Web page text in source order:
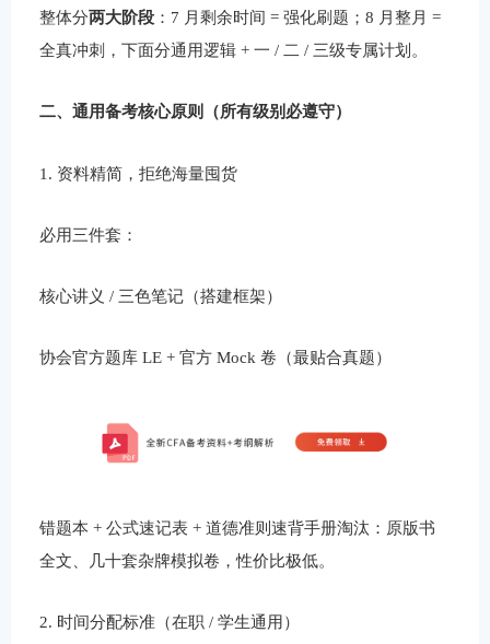
整体分两大阶段 ：7 月剩余时间 = 强化刷题；8 月整月 =
全真冲刺，下面分通用逻辑 + 一 / 二 / 三级专属计划。
二、通用备考核心原则（所有级别必遵守）
1. 资料精简，拒绝海量囤货
必用三件套：
核心讲义 / 三色笔记（搭建框架）
协会官方题库 LE + 官方 Mock 卷（最贴合真题）
错题本 + 公式速记表 + 道德准则速背手册淘汰：原版书
全文、几十套杂牌模拟卷，性价比极低。
2. 时间分配标准（在职 / 学生通用）